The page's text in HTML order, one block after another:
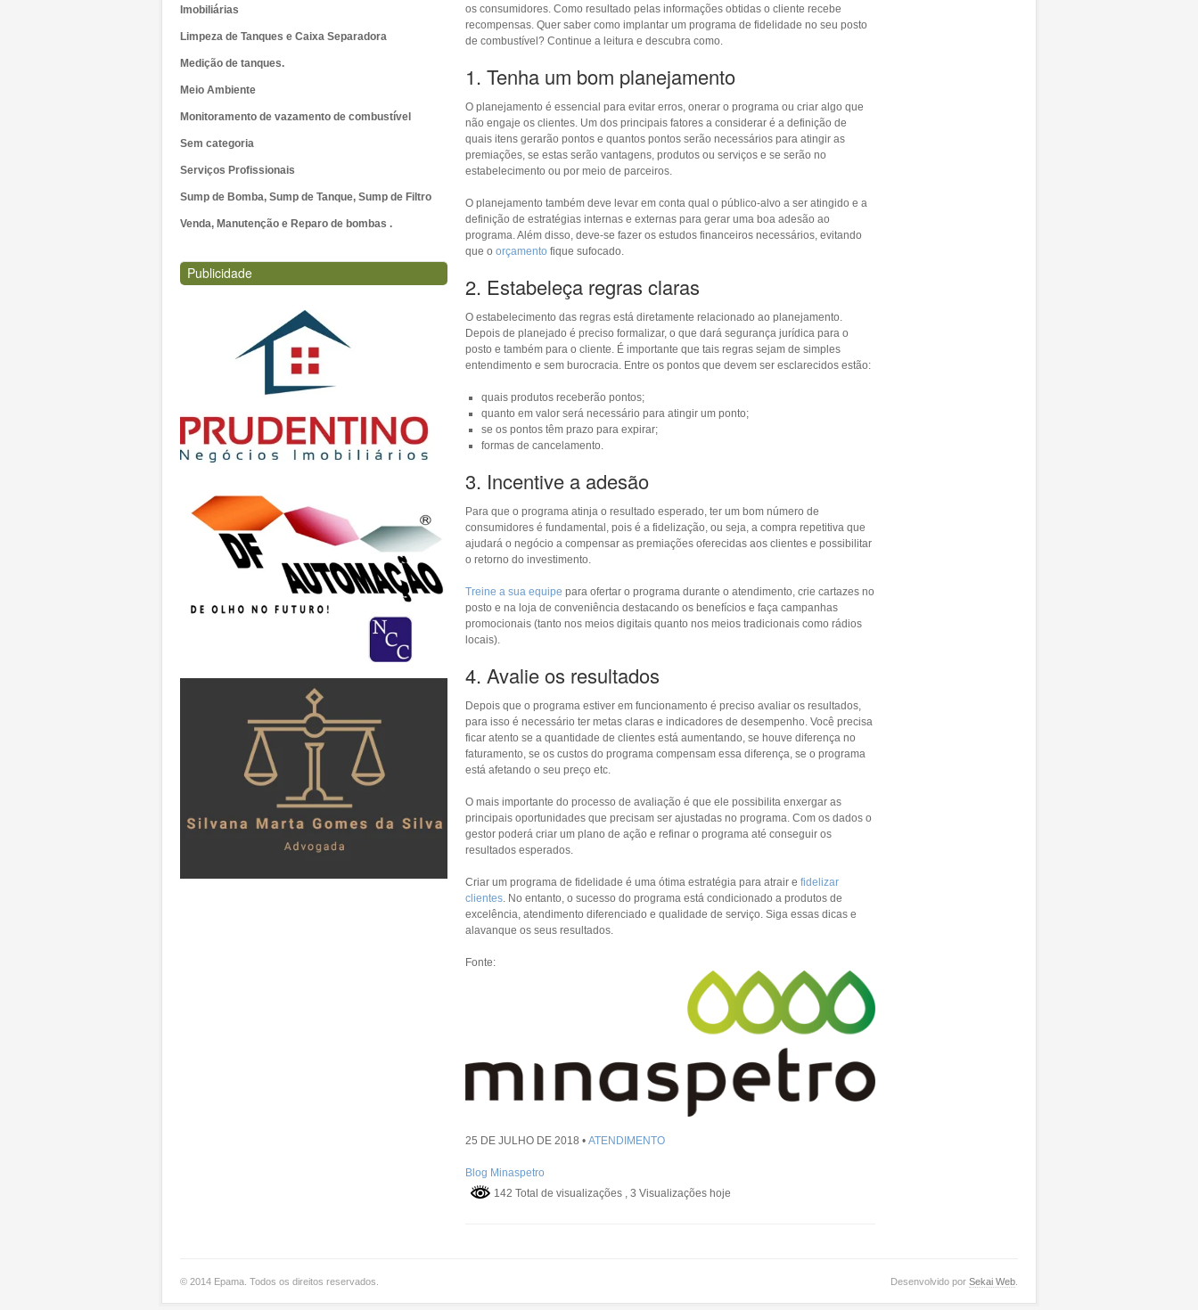
Imobiliárias
Limpeza de Tanques e Caixa Separadora
Medição de tanques.
Meio Ambiente
Monitoramento de vazamento de combustível
Sem categoria
Serviços Profissionais
Sump de Bomba, Sump de Tanque, Sump de Filtro
Venda, Manutenção e Reparo de bombas .
Publicidade
os consumidores. Como resultado pelas informações obtidas o cliente recebe
recompensas. Quer saber como implantar um programa de fidelidade no seu posto
de combustível? Continue a leitura e descubra como.
1. Tenha um bom planejamento
O planejamento é essencial para evitar erros, onerar o programa ou criar algo que
não engaje os clientes. Um dos principais fatores a considerar é a definição de
quais itens gerarão pontos e quantos pontos serão necessários para atingir as
premiações, se estas serão vantagens, produtos ou serviços e se serão no
estabelecimento ou por meio de parceiros.
O planejamento também deve levar em conta qual o público-alvo a ser atingido e a
definição de estratégias internas e externas para gerar uma boa adesão ao
programa. Além disso, deve-se fazer os estudos financeiros necessários, evitando
que o orçamento fique sufocado.
2. Estabeleça regras claras
O estabelecimento das regras está diretamente relacionado ao planejamento.
Depois de planejado é preciso formalizar, o que dará segurança jurídica para o
posto e também para o cliente. É importante que tais regras sejam de simples
entendimento e sem burocracia. Entre os pontos que devem ser esclarecidos estão:
quais produtos receberão pontos;
quanto em valor será necessário para atingir um ponto;
se os pontos têm prazo para expirar;
formas de cancelamento.
3. Incentive a adesão
Para que o programa atinja o resultado esperado, ter um bom número de
consumidores é fundamental, pois é a fidelização, ou seja, a compra repetitiva que
ajudará o negócio a compensar as premiações oferecidas aos clientes e possibilitar
o retorno do investimento.
Treine a sua equipe para ofertar o programa durante o atendimento, crie cartazes no
posto e na loja de conveniência destacando os benefícios e faça campanhas
promocionais (tanto nos meios digitais quanto nos meios tradicionais como rádios
locais).
4. Avalie os resultados
Depois que o programa estiver em funcionamento é preciso avaliar os resultados,
para isso é necessário ter metas claras e indicadores de desempenho. Você precisa
ficar atento se a quantidade de clientes está aumentando, se houve diferença no
faturamento, se os custos do programa compensam essa diferença, se o programa
está afetando o seu preço etc.
O mais importante do processo de avaliação é que ele possibilita enxergar as
principais oportunidades que precisam ser ajustadas no programa. Com os dados o
gestor poderá criar um plano de ação e refinar o programa até conseguir os
resultados esperados.
Criar um programa de fidelidade é uma ótima estratégia para atrair e fidelizar
clientes. No entanto, o sucesso do programa está condicionado a produtos de
excelência, atendimento diferenciado e qualidade de serviço. Siga essas dicas e
alavanque os seus resultados.
Fonte:
25 DE JULHO DE 2018 • ATENDIMENTO
Blog Minaspetro
142 Total de visualizações , 3 Visualizações hoje
© 2014 Epama. Todos os direitos reservados. Desenvolvido porSekai Web